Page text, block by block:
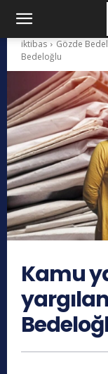
iktibas Gözde
Bedeloğlu
Kamu